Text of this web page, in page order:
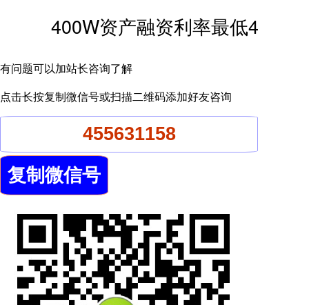
400W资产融资利率最低4
有问题可以加站长咨询了解
点击长按复制微信号或扫描二维码添加好友咨询